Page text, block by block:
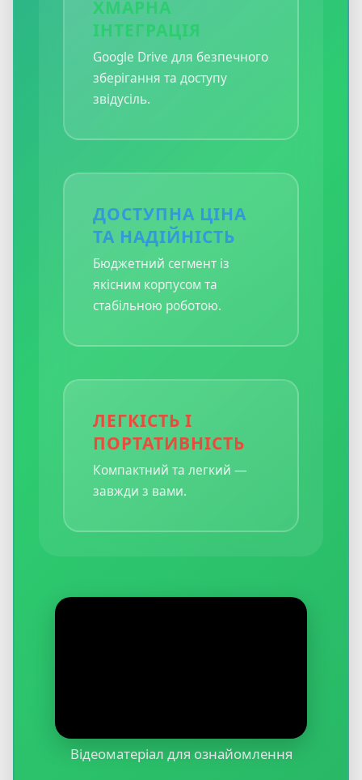
ХМАРНА
ІНТЕГРАЦІЯ
Google Drive для безпечного
зберігання та доступу
звідусіль.
ДОСТУПНА ЦІНА
ТА НАДІЙНІСТЬ
Бюджетний сегмент із
якісним корпусом та
стабільною роботою.
ЛЕГКІСТЬ І
ПОРТАТИВНІСТЬ
Компактний та легкий —
завжди з вами.
Відеоматеріал для ознайомлення